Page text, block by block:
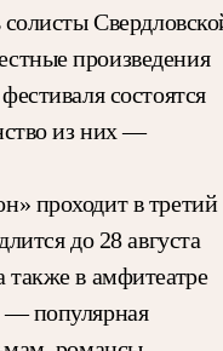
произведения
состоятся
из них —
проходит в третий
до 28 августа
в амфитеатре
популярная